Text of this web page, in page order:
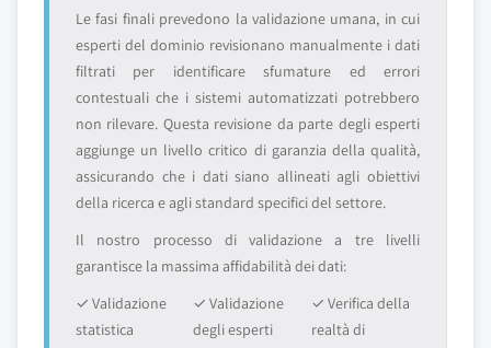
Le fasi finali prevedono la validazione umana, in cui
esperti del dominio revisionano manualmente i dati
filtrati per identificare sfumature ed errori
contestuali che i sistemi automatizzati potrebbero
non rilevare. Questa revisione da parte degli esperti
aggiunge un livello critico di garanzia della qualità,
assicurando che i dati siano allineati agli obiettivi
della ricerca e agli standard specifici del settore.
Il nostro processo di validazione a tre livelli
garantisce la massima affidabilità dei dati:
✓ Validazione
statistica
✓ Validazione
degli esperti
✓ Verifica della
realtà di